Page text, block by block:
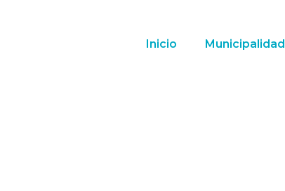
Inicio Municipalidad